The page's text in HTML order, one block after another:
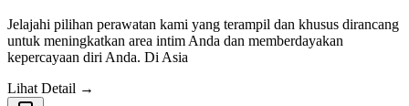
Jelajahi pilihan perawatan kami yang terampil dan khusus dirancang
untuk meningkatkan area intim Anda dan memberdayakan
kepercayaan diri Anda. Di Asia
Lihat Detail →